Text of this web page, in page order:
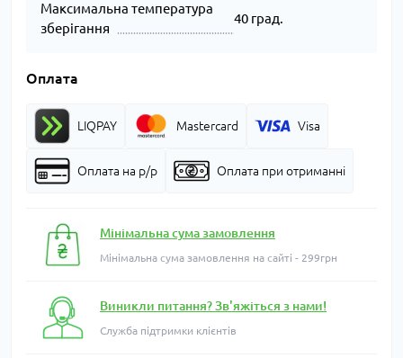
Максимальна температура
зберігання
40 град.
Оплата
LIQPAY Mastercard Visa
Оплата на р/р Оплата при отриманні
Мінімальна сума замовлення
Мінімальна сума замовлення на сайті - 299грн
Виникли питання? Зв'яжіться з нами!
Служба підтримки клієнтів